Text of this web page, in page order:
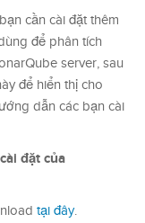
cần cài đặt thêm
để phân tích
server, sau
để hiển thị cho
dẫn các bạn cài
đặt của
tại đây.